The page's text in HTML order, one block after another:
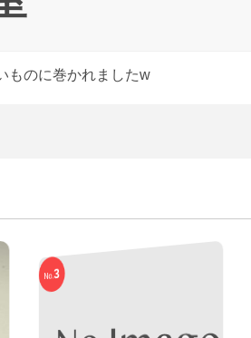
ものに巻かれましたw
No.3